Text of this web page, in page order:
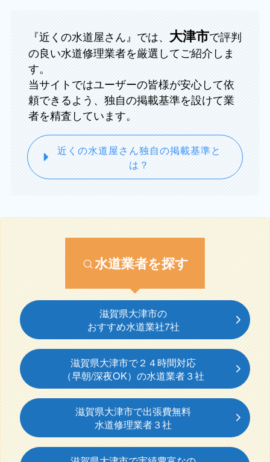
『近くの水道屋さん』では、 大津市で評判
の良い水道修理業者を厳選してご紹介しま
す。
当サイトではユーザーの皆様が安心して依
頼できるよう、独自の掲載基準を設けて業
者を精査しています。
近くの水道屋さん独自の掲載基準と
は？
水道業者を探す
滋賀県大津市の
おすすめ水道業社7社
滋賀県大津市で２４時間対応
（早朝/深夜OK）の水道業者３社
滋賀県大津市で出張費無料
水道修理業者３社